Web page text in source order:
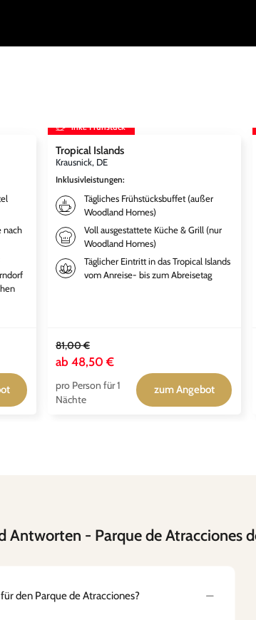
nach
inkl. Frühstück
Tropical Islands
Krausnick, DE
Inklusivleistungen:
Tägliches Frühstücksbuffet (außer
Woodland Homes)
Voll ausgestattete Küche & Grill (nur
Woodland Homes)
Täglicher Eintritt in das Tropical Islands
vom Anreise- bis zum Abreisetag
81,00 €
ab 48,50 €
pro Person für 1
Nächte
zum Angebot
Antworten - Parque de Atracciones
den Parque de Atracciones?